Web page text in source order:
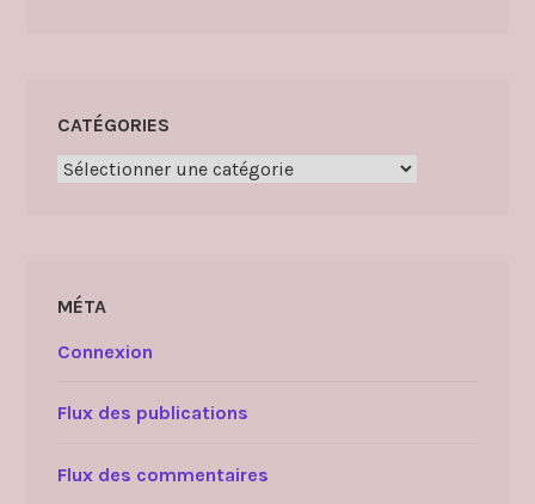
CATÉGORIES
Catégories
MÉTA
Connexion
Flux des publications
Flux des commentaires